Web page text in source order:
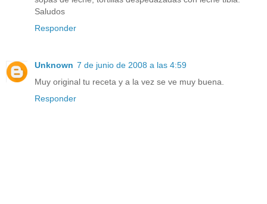
Saludos
Responder
Unknown 7 de junio de 2008 a las 4:59
Muy original tu receta y a la vez se ve muy buena.
Responder